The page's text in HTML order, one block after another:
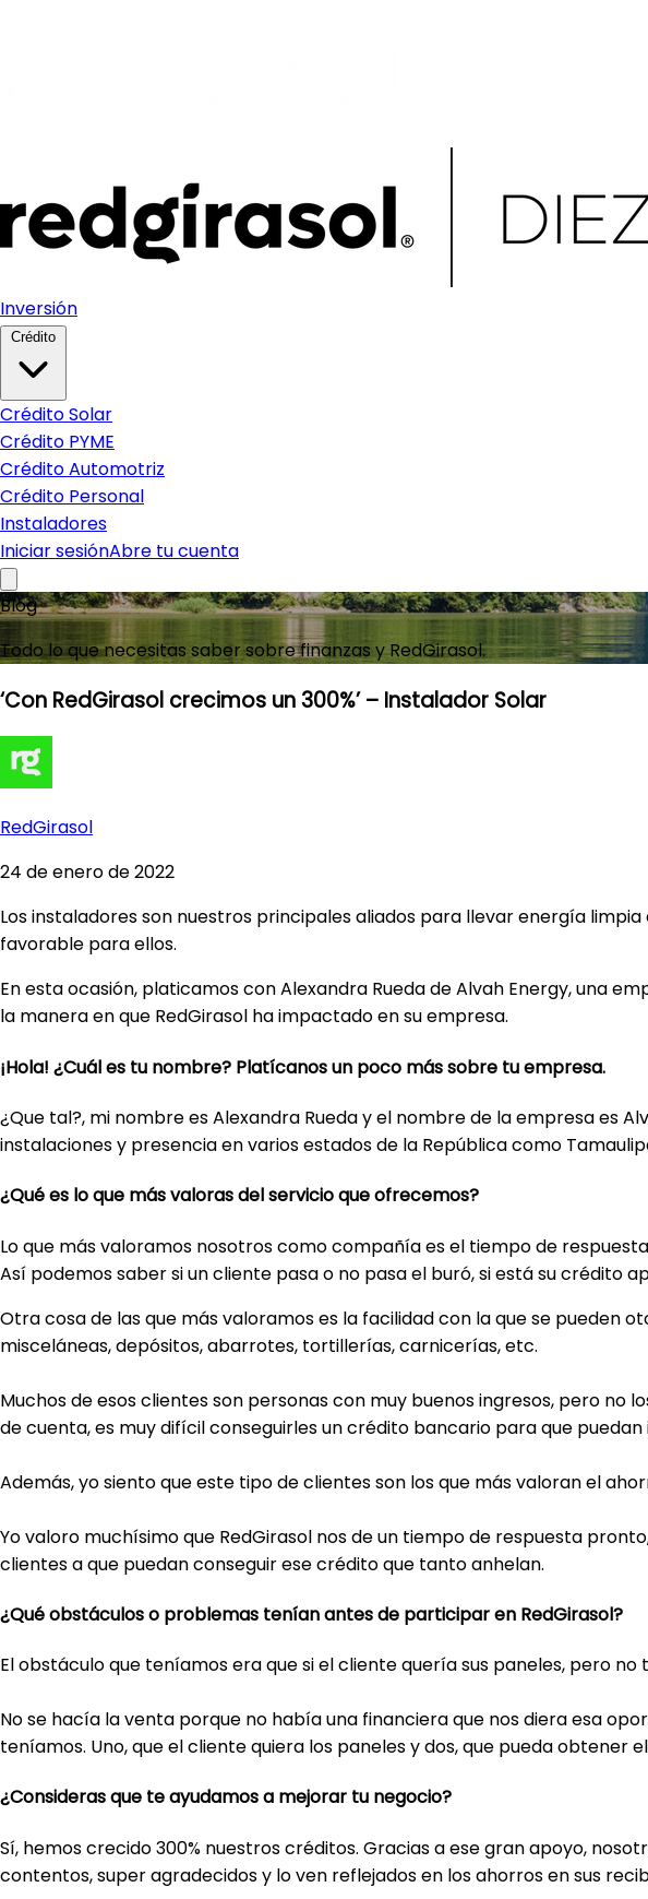
Inversión
Crédito Solar
Crédito PYME
Crédito Automotriz
Crédito Personal
Instaladores
Iniciar sesiónAbre tu cuenta
Blog
Todo lo que necesitas saber sobre finanzas y RedGirasol.
‘Con RedGirasol crecimos un 300%’ – Instalador Solar
RedGirasol
24 de enero de 2022
Los instaladores son nuestros principales aliados para llevar energía
favorable para ellos.
En esta ocasión, platicamos con Alexandra Rueda de Alvah Energy, una
la manera en que RedGirasol ha impactado en su empresa.
¡Hola! ¿Cuál es tu nombre? Platícanos un poco más sobre tu empresa.
¿Que tal?, mi nombre es Alexandra Rueda y el nombre de la empresa es
instalaciones y presencia en varios estados de la República como
¿Qué es lo que más valoras del servicio que ofrecemos?
Lo que más valoramos nosotros como compañía es el tiempo de
Así podemos saber si un cliente pasa o no pasa el buró, si está su crédito
Otra cosa de las que más valoramos es la facilidad con la que se
misceláneas, depósitos, abarrotes, tortillerías, carnicerías, etc.
Muchos de esos clientes son personas con muy buenos ingresos, pero
de cuenta, es muy difícil conseguirles un crédito bancario para que
Además, yo siento que este tipo de clientes son los que más valoran el
Yo valoro muchísimo que RedGirasol nos de un tiempo de respuesta
clientes a que puedan conseguir ese crédito que tanto anhelan.
¿Qué obstáculos o problemas tenían antes de participar en RedGirasol?
El obstáculo que teníamos era que si el cliente quería sus paneles, pero
No se hacía la venta porque no había una financiera que nos diera esa
teníamos. Uno, que el cliente quiera los paneles y dos, que pueda obtener
¿Consideras que te ayudamos a mejorar tu negocio?
Sí, hemos crecido 300% nuestros créditos. Gracias a ese gran apoyo,
contentos, super agradecidos y lo ven reflejados en los ahorros en sus